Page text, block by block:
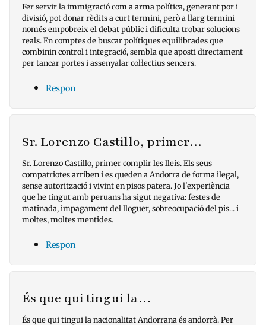
Fer servir la immigració com a arma política, generant por i
divisió, pot donar rèdits a curt termini, però a llarg termini
només empobreix el debat públic i dificulta trobar solucions
reals. En comptes de buscar polítiques equilibrades que
combinin control i integració, sembla que aposti directament
per tancar portes i assenyalar col·lectius sencers.
Respon
Sr. Lorenzo Castillo, primer…
Sr. Lorenzo Castillo, primer complir les lleis. Els seus
compatriotes arriben i es queden a Andorra de forma ilegal,
sense autorització i vivint en pisos patera. Jo l'experiència
que he tingut amb peruans ha sigut negativa: festes de
matinada, impagament del lloguer, sobreocupació del pis... i
moltes, moltes mentides.
Respon
És que qui tingui la…
És que qui tingui la nacionalitat Andorrana és andorrà. Per